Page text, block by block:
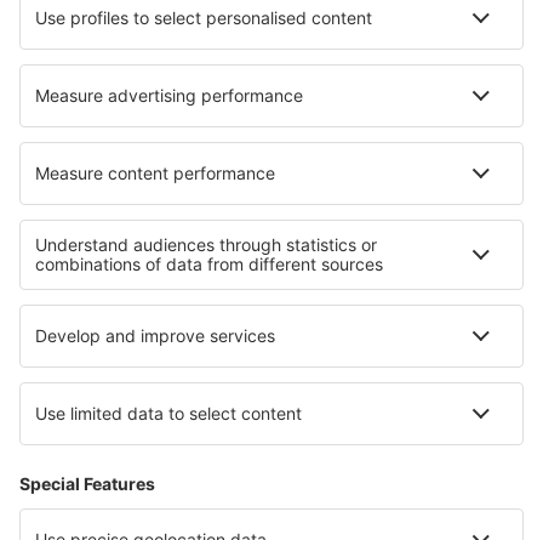
Cazare în Carnate Cazare în Baicheng
Cazare în Les Estables Cazare în Bagnaia
Cele mai bune locuri de cazare - regiuni
Cazare in Faroe Islands Cazare în Bornholm
Cazare în Danemarca Cazare în Lolland-Falster
Cazare in Porta Cordillera
Cazare in Parcul Național Jostedalsbreen
Cazare la Marele Canion Cazare in Izmir